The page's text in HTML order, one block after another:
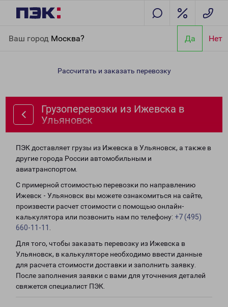
Ваш город Москва? Да Нет
Ульяновск
Рассчитать и заказать перевозку
Грузоперевозки из Ижевска в
Ульяновск
ПЭК доставляет грузы из Ижевска в Ульяновск, а также в
другие города России автомобильным и
авиатранспортом.
С примерной стоимостью перевозки по направлению
Ижевск - Ульяновск вы можете ознакомиться на сайте,
произвести расчет стоимости с помощью онлайн-
калькулятора или позвонить нам по телефону: +7 (495)
660-11-11
Для того, чтобы заказать перевозку из Ижевска в
Ульяновск, в калькуляторе необходимо ввести данные
для расчета стоимости доставки и заполнить заявку.
После заполнения заявки с вами для уточнения деталей
свяжется специалист ПЭК.